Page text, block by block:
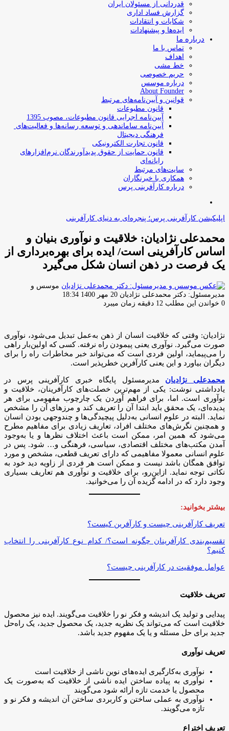
قدردانی از مسئولان ایران
گزارش فساد اداری
شکایات و انتقادات
ایده‌ها و پیشنهادات
درباره ما
تماس با ما
اهداف
خط مشی
حریم خصوصی
درباره موسس
About Founder
قوانین و آیین‌نامه‌های مرتبط
‌قانون مطبوعات
آیین‌نامه اجرایی قانون مطبوعات، مصوب 1395
آیین‌نامه سامان­دهی و توسعه رسانه­‌ها و فعالیت‌­های
فرهنگی دیجیتال
قانون تجارت الکترونیکی
قانون حمایت از حقوق پدیدآورندگان نرم‌افزارهای
رایانه‌ای
سایت‌های مرتبط
همکاری با خبرنگاران
درباره کارآفرینی پرس
اپلیکیشن کارآفرینی پرس؛ پنجره‌ای به دنیای کارآفرینی
محمدعلی نژادیان: خلاقیت و نوآوری بنیان و
اساس کارآفرینی است/ ایده برای بهره‌برداری از
یک فرصت در ذهن انسان شکل می‌گیرد
موسس و
مدیرمسئول: دکتر محمدعلی نژادیان ارسال
ایمیل
20 مهر 1400 18:34
0 خواندن این مطلب 12 دقیقه زمان میبرد
نژادیان: وقتی که خلاقیت انسان از ذهن به‌عمل تبدیل می‌شود، نوآوری
صورت می‌گیرد. نوآوری یعنی پیمودن راه نرفته. کسی که اولین‌بار راهی
را می‌پیماید، اولین فردی است که می‌تواند خبر مخاطرات راه را برای
دیگران بیاورد و این یعنی کارآفرین خطرپذیر است.
محمدعلی نژادیان مدیرمسئول پایگاه خبری کارآفرینی پرس در
یادداشتی نوشت: یکی از مهم‌ترین خصلت‌های کارآفرینان، خلاقیت و
نوآوری است. اما، برای فراهم آوردن یک چارچوب مفهومی برای هر
پدیده‌ای، یک محقق باید ابتدا آن را تعریف کند و مرزهای آن را مشخص
نماید. البته در علوم انسانی به‌دلیل پیچیدگی‌ها و چندوجهی بودن انسان
و همچنین نگرش‌های مختلف افراد، تعاریف زیادی برای مفاهیم مطرح
می‌شود که همین امر، ممکن است باعث اختلاف نظرها و یا به‌وجود
آمدن مکتب‌های مختلف اقتصادی، سیاسی، فرهنگی و… شود. پس در
علوم انسانی معمولا مفاهیمی که دارای تعریف قطعی، مشخص و مورد
توافق همگان باشد نیست و ممکن است هر فردی از زاویه دید خود به
نکاتی توجه نماید. ازاین‌رو، برای خلاقیت و نوآوری هم تعاریف بسیاری
وجود دارد که در ادامه گزیده آن‌ را می‌خوانید.
بیشتر بخوانید:
تعریف کارآفرینی چیست و کارآفرین کیست؟
تقسیم‌بندی کارآفرینان چگونه است؟/ کدام نوع کارآفرینی را انتخاب
کنیم؟
عوامل موفقیت در کارآفرینی چیست؟
تعریف خلاقیت
پیدایی و تولید یک اندیشه و فکر نو را خلاقیت می‌گویند. ایده نیز محصول
خلاقیت است که می‌تواند یک نظریه جدید، یک محصول جدید، یک راه‌حل
جدید برای حل مسئله و یا یک مفهوم جدید باشد.
تعریف نوآوری
نوآوری به‌کارگیری ایده‌های نوین ناشی از خلاقیت است
نوآوری به پیاده ساختن ایده ناشی از خلاقیت که به‌صورت یک
محصول یا خدمت تازه ارائه شود می‌گویند
نوآوری به عملی ساختن و کاربردی ساختن آن اندیشه و فکر نو و
تازه می‌گویند.
تعریف اختراع